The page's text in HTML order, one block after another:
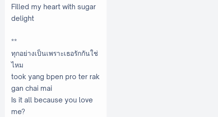
Filled my heart with sugar
delight
**
ทุกอย่างเป็นเพราะเธอรักกันใช่
ไหม
took yang bpen pro ter rak
gan chai mai
Is it all because you love
me?